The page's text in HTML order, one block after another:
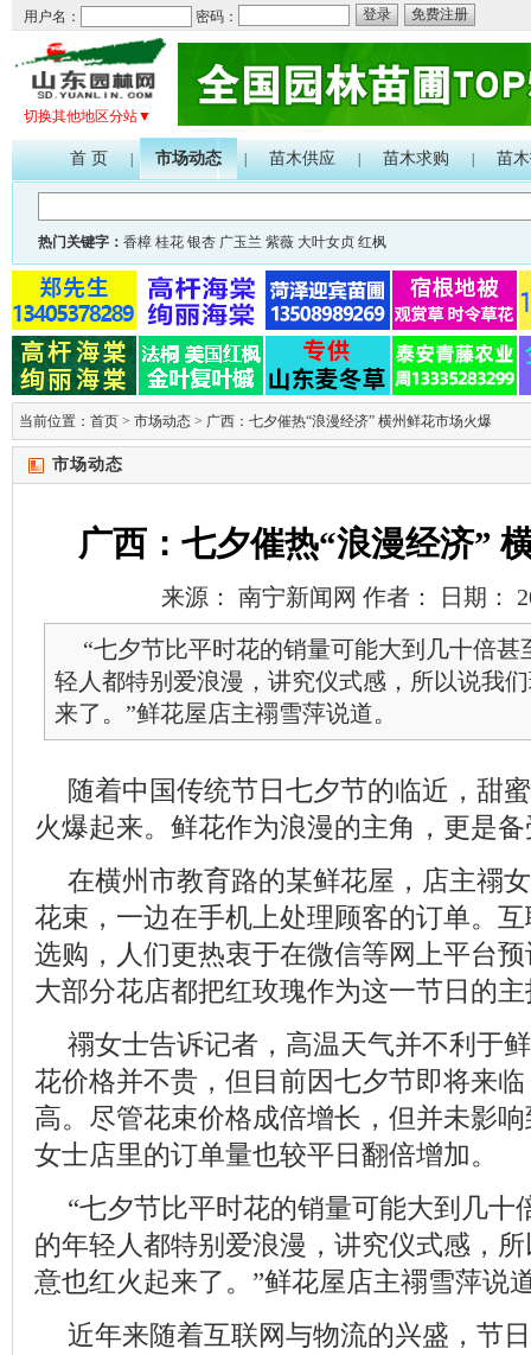
用户名： 密码： 登录 免费注册
切换其他地区分站▼
首 页 市场动态 苗木供应 苗木求购 苗
热门关键字： 香樟 桂花 银杏 广玉兰 紫薇 大叶女贞 红枫
当前位置： 首页 > 市场动态 > 广西：七夕催热“浪漫经济” 横州鲜花市场火爆
市场动态
广西：七夕催热“浪漫经济”
来源： 南宁新闻网 作者： 日期：
“七夕节比平时花的销量可能大到几十倍
轻人都特别爱浪漫，讲究仪式感，所以说我
来了。”鲜花屋店主禤雪萍说道。
随着中国传统节日七夕节的临近，甜
火爆起来。鲜花作为浪漫的主角，更是
在横州市教育路的某鲜花屋，店主禤
花束，一边在手机上处理顾客的订单。
选购，人们更热衷于在微信等网上平台
大部分花店都把红玫瑰作为这一节日的
禤女士告诉记者，高温天气并不利于
花价格并不贵，但目前因七夕节即将来
高。尽管花束价格成倍增长，但并未影
女士店里的订单量也较平日翻倍增加。
“七夕节比平时花的销量可能大到几十
的年轻人都特别爱浪漫，讲究仪式感，
意也红火起来了。”鲜花屋店主禤雪萍说
近年来随着互联网与物流的兴盛，节